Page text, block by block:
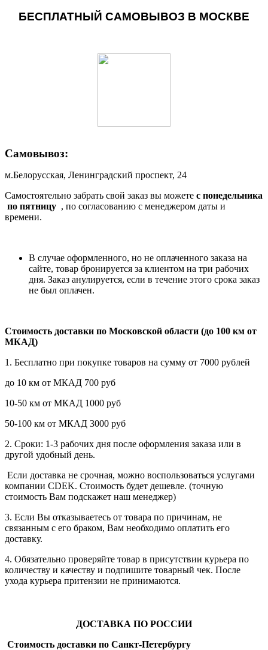
БЕСПЛАТНЫЙ САМОВЫВОЗ В МОСКВЕ
Самовывоз:
м.Белорусская, Ленинградский проспект, 24
Самостоятельно забрать свой заказ вы можете c понедельника
по пятницу , по согласованию с менеджером даты и
времени.
В случае оформленного, но не оплаченного заказа на
сайте, товар бронируется за клиентом на три рабочих
дня. Заказ анулируется, если в течение этого срока заказ
не был оплачен.
Стоимость доставки по Московской области (до 100 км от
МКАД)
1. Бесплатно при покупке товаров на сумму от 7000 рублей
до 10 км от МКАД 700 руб
10-50 км от МКАД 1000 руб
50-100 км от МКАД 3000 руб
2. Сроки: 1-3 рабочих дня после оформления заказа или в
другой удобный день.
Если доставка не срочная, можно воспользоваться услугами
компании СDEK. Стоимость будет дешевле. (точную
стоимость Вам подскажет наш менеджер)
3. Если Вы отказываетесь от товара по причинам, не
связанным с его браком, Вам необходимо оплатить его
доставку.
4. Обязательно проверяйте товар в присутствии курьера по
количеству и качеству и подпишите товарный чек. После
ухода курьера притензии не принимаются.
ДОСТАВКА ПО РОССИИ
Стоимость доставки по Санкт-Петербургу